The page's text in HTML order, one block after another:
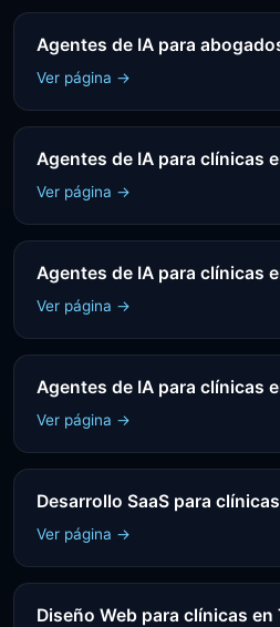
Agentes de IA para
Ver página →
Agentes de IA para clínicas
Ver página →
Agentes de IA para clínicas
Ver página →
Agentes de IA para clínicas
Ver página →
Desarrollo SaaS para
Ver página →
Diseño Web para clínicas en